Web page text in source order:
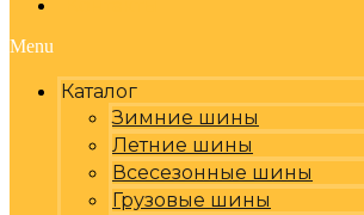
Menu
Каталог
Зимние шины
Летние шины
Всесезонные шины
Грузовые шины